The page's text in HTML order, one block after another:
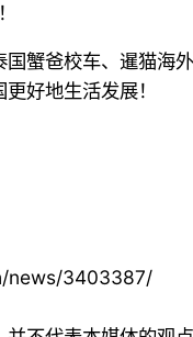
蟹爸校车、暹猫海
好地生活发展！
news/3403387/